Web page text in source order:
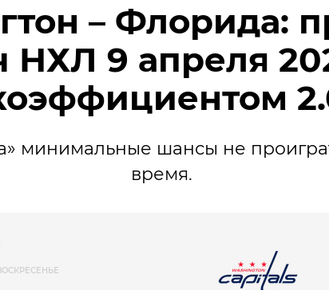
– Флорида:
НХЛ 9 апреля
минимальные шансы не
время.